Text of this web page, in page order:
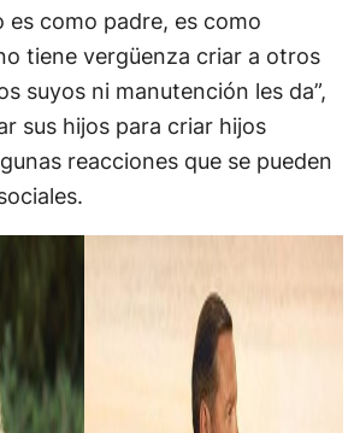
es como padre, es como
tiene vergüenza criar a otros
suyos ni manutención les da”,
sus hijos para criar hijos
reacciones que se pueden